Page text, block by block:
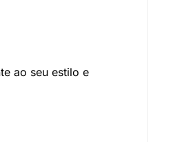
ao seu estilo e